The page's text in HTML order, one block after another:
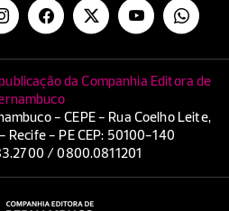
da Companhia Editora de
- CEPE - Rua Coelho Leite,
- PE CEP: 50100-140
/ 0800.0811201